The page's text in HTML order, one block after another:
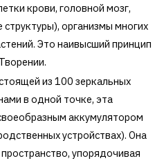
крови, головной мозг,
организмы многих
Это наивысший принцип
из 100 зеркальных
в одной точке, эта
аккумулятором
устройствах). Она
упорядочивая